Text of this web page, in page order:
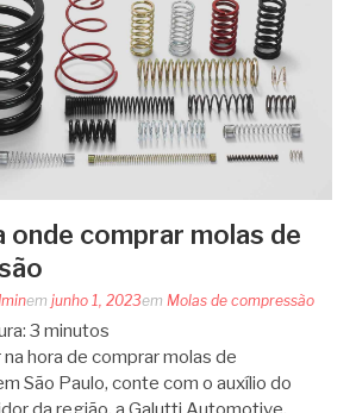
onde comprar molas de
em junho 1, 2023em Molas de compressão
3 minutos
na hora de comprar molas de
São Paulo, conte com o auxílio do